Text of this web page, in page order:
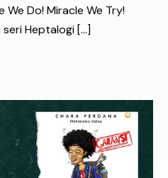
We Do! Miracle We Try!
Heptalogi […]